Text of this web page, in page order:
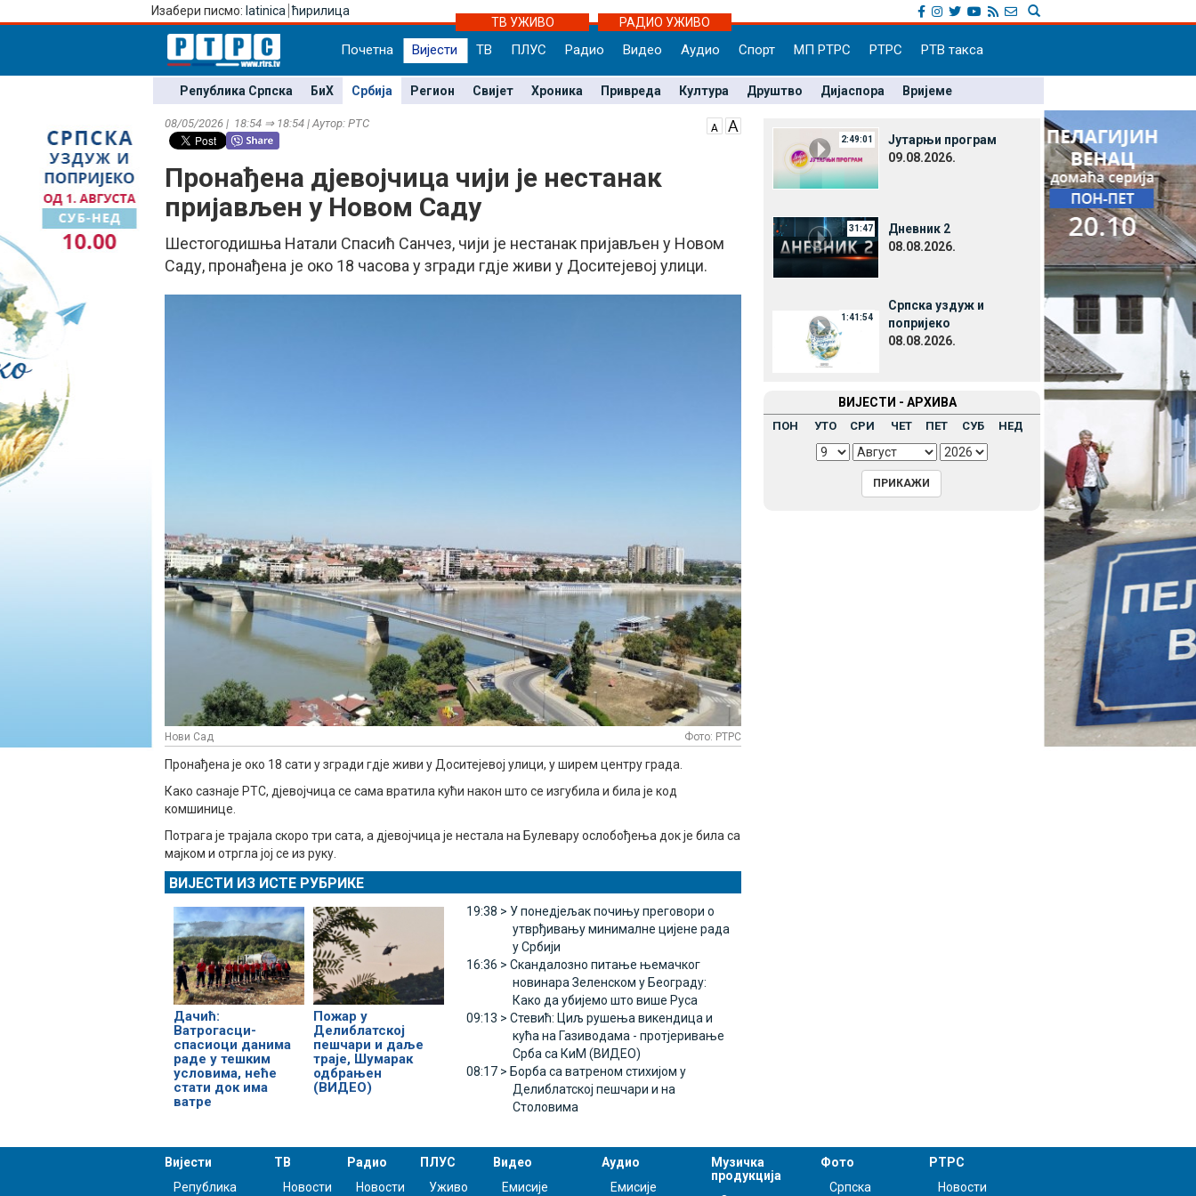
Изабери писмо: latinica ћирилица
ТВ УЖИВО
РАДИО УЖИВО
Почетна Вијести ТВ ПЛУС Радио Видео Аудио Спорт МП РТРС РТРС РТВ такса
Република Српска БиХ Србија Регион Свијет Хроника Привреда Култура Друштво Дијаспора Вријеме
08/05/2026 | 18:54 ⇒ 18:54 | Аутор: РТС
Пронађена дјевојчица чији је нестанак
пријављен у Новом Саду
Шестогодишња Натали Спасић Санчез, чији је нестанак пријављен у Новом
Саду, пронађена је око 18 часова у згради гдје живи у Доситејевој улици.
Нови Сад Фото: РТРС
Пронађена је око 18 сати у згради гдје живи у Доситејевој улици, у ширем центру града.
Како сазнаје РТС, дјевојчица се сама вратила кући након што се изгубила и била је код
комшинице.
Потрага је трајала скоро три сата, а дјевојчица је нестала на Булевару ослобођења док је била са
мајком и отргла јој се из руку.
ВИЈЕСТИ ИЗ ИСТЕ РУБРИКЕ
Дачић:
Ватрогасци-
спасиоци данима
раде у тешким
условима, неће
стати док има
ватре
Пожар у
Делиблатској
пешчари и даље
траје, Шумарак
одбрањен
(ВИДЕО)
19:38 > У понедјељак почињу преговори о
утврђивању минималне цијене рада
у Србији
16:36 > Скандалозно питање њемачког
новинара Зеленском у Београду:
Како да убијемо што више Руса
09:13 > Стевић: Циљ рушења викендица и
кућа на Газиводама - протјеривање
Срба са КиМ (ВИДЕО)
08:17 > Борба са ватреном стихијом у
Делиблатској пешчари и на
Столовима
2:49:01
Јутарњи програм
09.08.2026.
31:47
Дневник 2
08.08.2026.
1:41:54
Српска уздуж и
попријеко
08.08.2026.
ВИЈЕСТИ - АРХИВА
ПОН УТО СРИ ЧЕТ ПЕТ СУБ НЕД
Вијести
Република
ТВ
Новости
Радио
Новости
ПЛУС
Уживо
Видео
Емисије
Аудио
Емисије
Музичка
продукција
Фото
Српска
РТРС
Новости